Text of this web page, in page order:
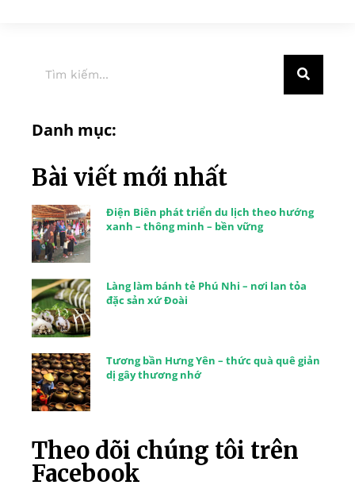
Danh mục:
Bài viết mới nhất
Điện Biên phát triển du lịch theo hướng
xanh – thông minh – bền vững
Làng làm bánh tẻ Phú Nhi – nơi lan tỏa
đặc sản xứ Đoài
Tương bần Hưng Yên – thức quà quê giản
dị gây thương nhớ
Theo dõi chúng tôi trên
Facebook